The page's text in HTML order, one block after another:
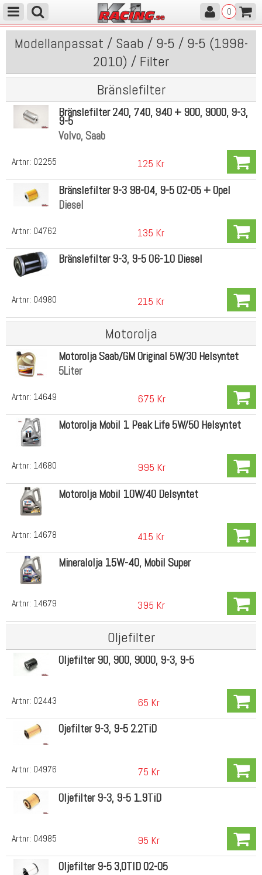
0
Modellanpassat / Saab / 9-5 / 9-5 (1998-
2010) / Filter
Bränslefilter
Artnr: 02255
Bränslefilter 240, 740, 940 + 900, 9000, 9-3,
9-5
Volvo, Saab
125 Kr
Artnr: 04762
Bränslefilter 9-3 98-04, 9-5 02-05 + Opel
Diesel
135 Kr
Artnr: 04980
Bränslefilter 9-3, 9-5 06-10 Diesel
215 Kr
Motorolja
Artnr: 14649
Motorolja Saab/GM Original 5W/30 Helsyntet
5Liter
675 Kr
Artnr: 14680
Motorolja Mobil 1 Peak Life 5W/50 Helsyntet
995 Kr
Artnr: 14678
Motorolja Mobil 10W/40 Delsyntet
415 Kr
Artnr: 14679
Mineralolja 15W-40, Mobil Super
395 Kr
Oljefilter
Artnr: 02443
Oljefilter 90, 900, 9000, 9-3, 9-5
65 Kr
Artnr: 04976
Ojefilter 9-3, 9-5 2.2TiD
75 Kr
Artnr: 04985
Oljefilter 9-3, 9-5 1.9TiD
95 Kr
Oljefilter 9-5 3,0TID 02-05